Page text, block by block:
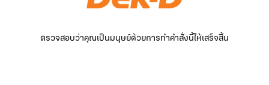
ตรวจสอบว่าคุณเป็นมนุษย์ด้วยการทำคำสั่งนี้ให้เสร็จสิ้น